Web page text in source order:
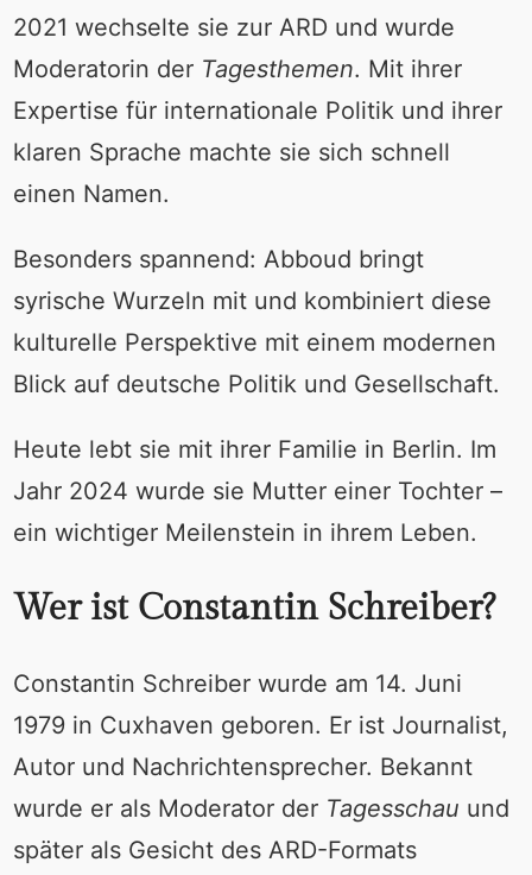
2021 wechselte sie zur ARD und wurde
Moderatorin der Tagesthemen. Mit ihrer
Expertise für internationale Politik und ihrer
klaren Sprache machte sie sich schnell
einen Namen.
Besonders spannend: Abboud bringt
syrische Wurzeln mit und kombiniert diese
kulturelle Perspektive mit einem modernen
Blick auf deutsche Politik und Gesellschaft.
Heute lebt sie mit ihrer Familie in Berlin. Im
Jahr 2024 wurde sie Mutter einer Tochter –
ein wichtiger Meilenstein in ihrem Leben.
Wer ist Constantin Schreiber?
Constantin Schreiber wurde am 14. Juni
1979 in Cuxhaven geboren. Er ist Journalist,
Autor und Nachrichtensprecher. Bekannt
wurde er als Moderator der Tagesschau und
später als Gesicht des ARD-Formats